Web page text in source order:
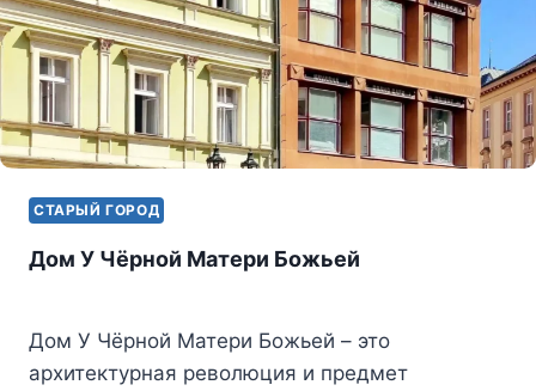
СТАРЫЙ ГОРОД
Дом У Чёрной Матери Божьей
Дом У Чёрной Матери Божьей – это
архитектурная революция и предмет